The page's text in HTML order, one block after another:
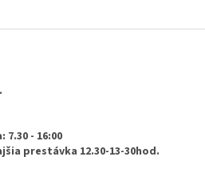
- 16:00
prestávka 12.30-13-30hod.